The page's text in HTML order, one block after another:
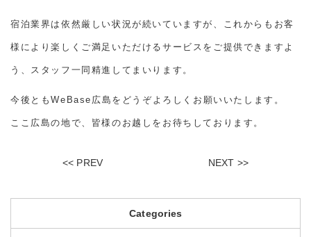
宿泊業界は依然厳しい状況が続いていますが、これからもお客
様により楽しくご満足いただけるサービスをご提供できますよ
う、スタッフ一同精進してまいります。
今後ともWeBase広島をどうぞよろしくお願いいたします。
ここ広島の地で、皆様のお越しをお待ちしております。
<< PREV NEXT >>
Categories